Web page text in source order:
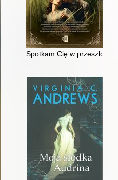
Spotkam Cię w przeszłości